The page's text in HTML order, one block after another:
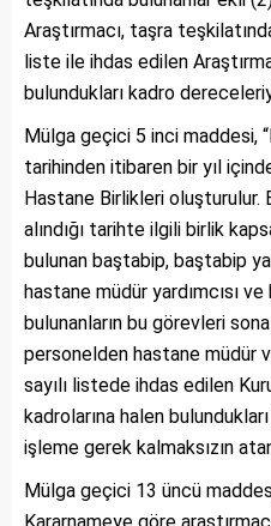
Araştırmacı, taşra
liste ile ihdas edilen
bulundukları kadro
Mülga geçici 5 inci maddesi,
tarihinden itibaren bir yıl
Hastane Birlikleri oluşturulur.
alındığı tarihte ilgili birlik
bulunan baştabip, baştabip
hastane müdür yardımcısı
bulunanların bu görevleri
personelden hastane müdür
sayılı listede ihdas edilen
kadrolarına halen
işleme gerek kalmaksızın
Mülga geçici 13 üncü